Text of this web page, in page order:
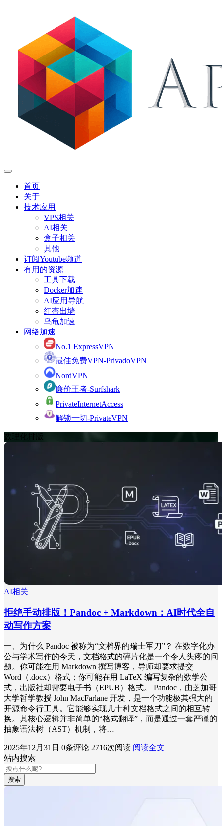
首页
关于
技术应用
VPS相关
AI相关
盒子相关
其他
订阅Youtube频道
有用的资源
工具下载
Docker加速
AI应用导航
红杏出墙
乌龟加速
网络加速
No.1 ExpressVPN
最佳免费VPN-PrivadoVPN
NordVPN
廉价王者-Surfshark
PrivateInternetAccess
解锁一切-PrivateVPN
数理化排版
AI相关
拒绝手动排版！Pandoc + Markdown：AI时代全自
动写作方案
一、为什么 Pandoc 被称为“文档界的瑞士军刀”？ 在数字化办
公与学术写作的今天，文档格式的碎片化是一个令人头疼的问
题。你可能在用 Markdown 撰写博客，导师却要求提交
Word（.docx）格式；你可能在用 LaTeX 编写复杂的数学公
式，出版社却需要电子书（EPUB）格式。 Pandoc，由芝加哥
大学哲学教授 John MacFarlane 开发，是一个功能极其强大的
开源命令行工具。它能够实现几十种文档格式之间的相互转
换。其核心逻辑并非简单的“格式翻译”，而是通过一套严谨的
抽象语法树（AST）机制，将…
2025年12月31日 0条评论 2716次阅读 阅读全文
站内搜索
搜索